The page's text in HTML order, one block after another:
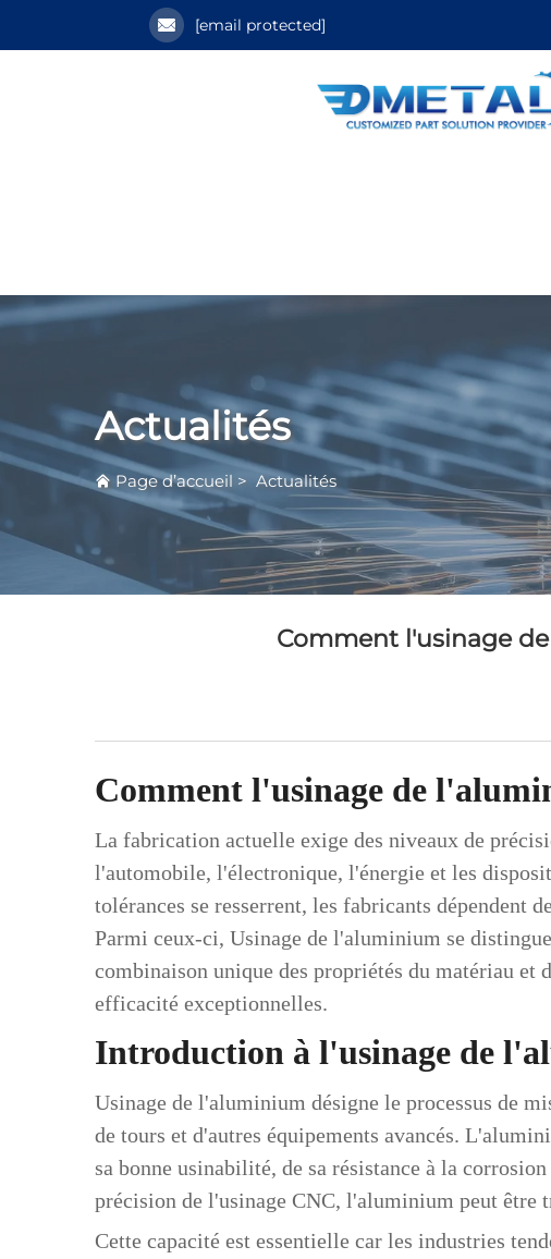
[email protected]
Actualités
Page d’accueil > Actualités
Comment l'usinage
Comment l'usinage de
La fabrication actuelle exige des niveaux de
l'automobile, l'électronique, l'énergie et les
tolérances se resserrent, les fabricants dépendent
Parmi ceux-ci, Usinage de l'aluminium se
combinaison unique des propriétés du matériau et
efficacité exceptionnelles.
Introduction à l'usinage de
Usinage de l'aluminium désigne le processus de
de tours et d'autres équipements avancés.
sa bonne usinabilité, de sa résistance à la
précision de l'usinage CNC, l'aluminium peut être
Cette capacité est essentielle car les industries